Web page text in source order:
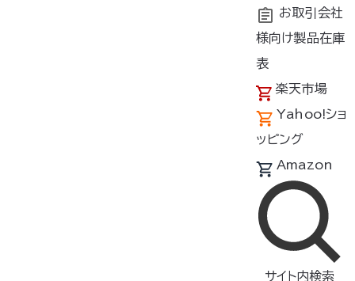
お取引会社
様向け製品在庫
表
楽天市場
Yahoo!ショ
ッピング
Amazon
サイト内検索
電池は何を使用したらいいですか？ 乾
推奨電池はニッケル水素単三乾電池eneloop(エネループ)